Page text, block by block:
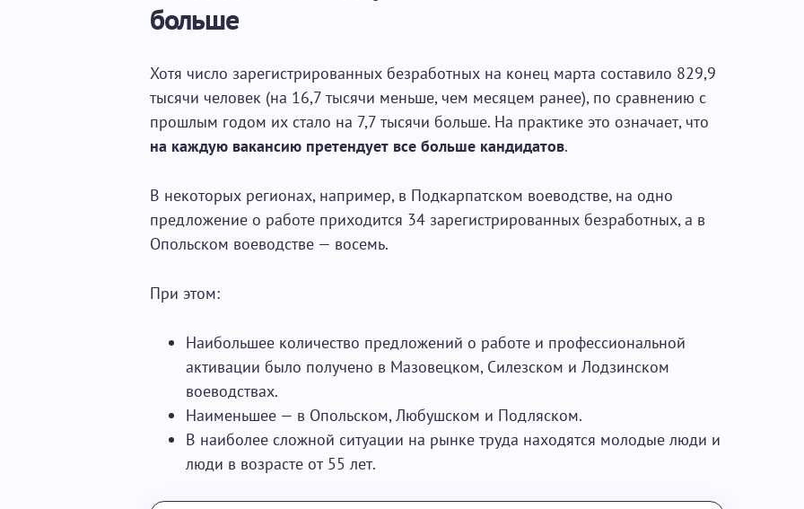
больше
Хотя число зарегистрированных безработных на конец марта составило 829,9
тысячи человек (на 16,7 тысячи меньше, чем месяцем ранее), по сравнению с
прошлым годом их стало на 7,7 тысячи больше. На практике это означает, что
на каждую вакансию претендует все больше кандидатов.
В некоторых регионах, например, в Подкарпатском воеводстве, на одно
предложение о работе приходится 34 зарегистрированных безработных, а в
Опольском воеводстве — восемь.
При этом:
Наибольшее количество предложений о работе и профессиональной
активации было получено в Мазовецком, Силезском и Лодзинском
воеводствах.
Наименьшее — в Опольском, Любушском и Подляском.
В наиболее сложной ситуации на рынке труда находятся молодые люди и
люди в возрасте от 55 лет.